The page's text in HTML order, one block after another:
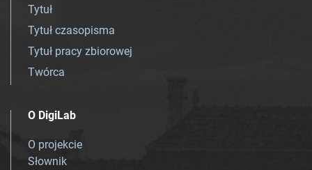
Tytuł
Tytuł czasopisma
Tytuł pracy zbiorowej
Twórca
O DigiLab
O projekcie
Słownik